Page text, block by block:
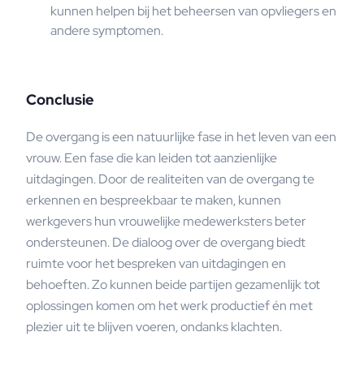
kunnen helpen bij het beheersen van opvliegers en
andere symptomen.
Conclusie
De overgang is een natuurlijke fase in het leven van een
vrouw. Een fase die kan leiden tot aanzienlijke
uitdagingen. Door de realiteiten van de overgang te
erkennen en bespreekbaar te maken, kunnen
werkgevers hun vrouwelijke medewerksters beter
ondersteunen. De dialoog over de overgang biedt
ruimte voor het bespreken van uitdagingen en
behoeften. Zo kunnen beide partijen gezamenlijk tot
oplossingen komen om het werk productief én met
plezier uit te blijven voeren, ondanks klachten.